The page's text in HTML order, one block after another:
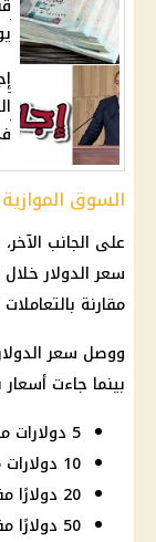
السوق الموازية
على الجانب
مقارنة
بينما جاءت
5 دولارات مقابل 265.8 جنيه.
10 دولارات مقابل 531.6 جنيه.
20 دولارًا مقابل 1063.2 جنيه.
50 دولارًا مقابل 2658 جنيهًا.